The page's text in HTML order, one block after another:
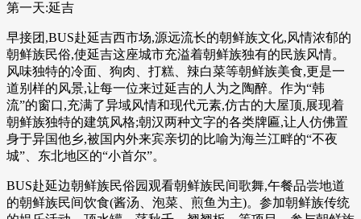
第一天:延吉
早接团,BUS赴延吉西市场,源远流长的朝鲜族文化,风情浓郁的
朝鲜族民俗,使延吉这座城市充溢着朝鲜族独有的民族风情。
风味独特的冷面、狗肉、打糕、辣白菜等朝鲜族美食,更是一
道别样的风景,让每一位来过延吉的人为之陶醉。作为“韩
流”的窗口,充满了异域风情和现代元素,仿古的大屋顶,展现着
朝鲜族独特的建筑风格;朝汉两种文字的各类牌匾,让人仿佛置
身于异国他乡,被国内外来宾亲切的比喻为海兰江畔的“不夜
城”、东北地区的“小首尔”。
BUS赴延边朝鲜族民俗园观看朝鲜族民间歌舞,午餐品尝地道
的朝鲜族民间饮食(酱汤、泡菜、煎鱼为主)。参加朝鲜族传统